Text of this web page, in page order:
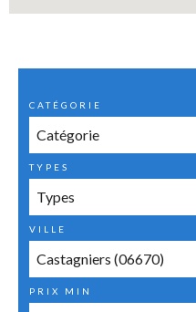
CATÉGORIE
Catégorie
TYPES
Types
VILLE
Castagniers (06670)
PRIX MIN